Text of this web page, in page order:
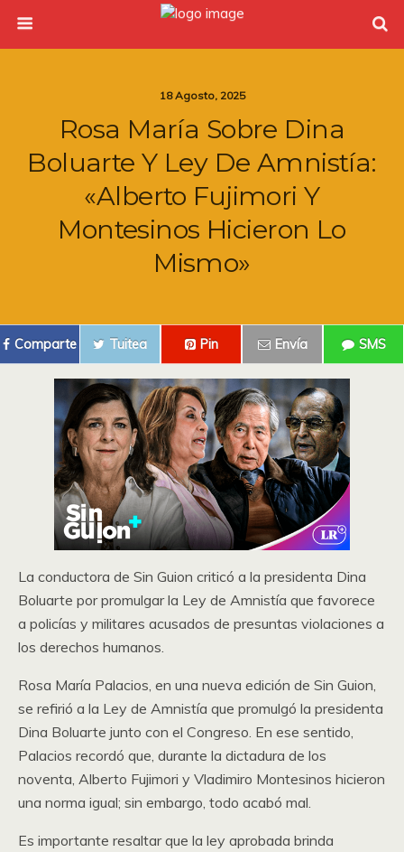
18 Agosto, 2025
Rosa María Sobre Dina
Boluarte Y Ley De Amnistía:
«Alberto Fujimori Y
Montesinos Hicieron Lo
Mismo»
Comparte Tuitea Pin Envía SMS
La conductora de Sin Guion criticó a la presidenta Dina
Boluarte por promulgar la Ley de Amnistía que favorece
a policías y militares acusados de presuntas violaciones a
los derechos humanos.
Rosa María Palacios, en una nueva edición de Sin Guion,
se refirió a la Ley de Amnistía que promulgó la presidenta
Dina Boluarte junto con el Congreso. En ese sentido,
Palacios recordó que, durante la dictadura de los
noventa, Alberto Fujimori y Vladimiro Montesinos hicieron
una norma igual; sin embargo, todo acabó mal.
Es importante resaltar que la ley aprobada brinda